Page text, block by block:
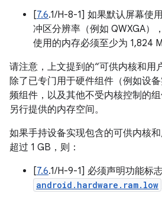
[7.6.1/H-8-1] 如果默认屏幕使
冲区分辨率（例如 QWXGA）
使用的内存必须至少为 1,824
请注意，上文提到的“可供内核和用
除了已专门用于硬件组件（例如设
频组件，以及其他不受内核控制的
另行提供的内存空间。
如果手持设备实现包含的可供内核
超过 1 GB，则：
[7.6.1/H-9-1] 必须声明功能标
android.hardware.ram.low